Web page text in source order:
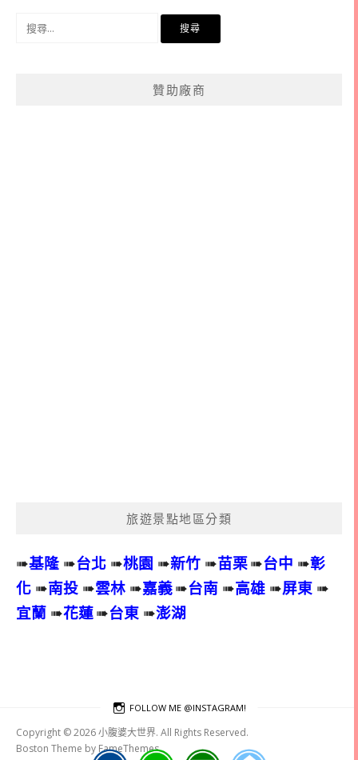
贊助廠商
旅遊景點地區分類
➠基隆 ➠台北 ➠桃園 ➠新竹 ➠苗栗➠台中 ➠彰
化 ➠南投 ➠雲林 ➠嘉義➠台南 ➠高雄 ➠屏東 ➠
宜蘭 ➠花蓮➠台東 ➠澎湖
FOLLOW ME @INSTAGRAM!
Copyright © 2026 小腹婆大世界. All Rights Reserved.
Boston Theme by FameThemes